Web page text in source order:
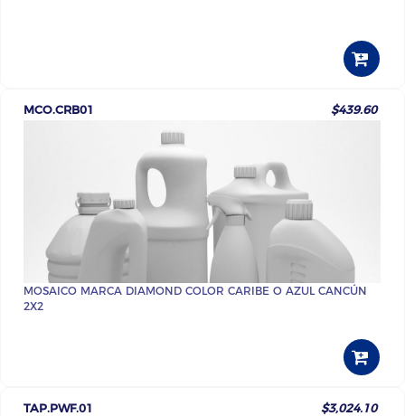
MCO.CRB01 $439.60
MOSAICO MARCA DIAMOND COLOR CARIBE O AZUL CANCÚN
2X2
TAP.PWF.01 $3,024.10